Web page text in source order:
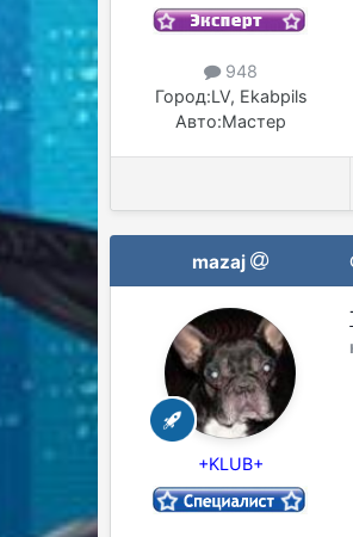
948
Город:LV, Ekabpils
Авто:Мастер
mazaj
+KLUB+